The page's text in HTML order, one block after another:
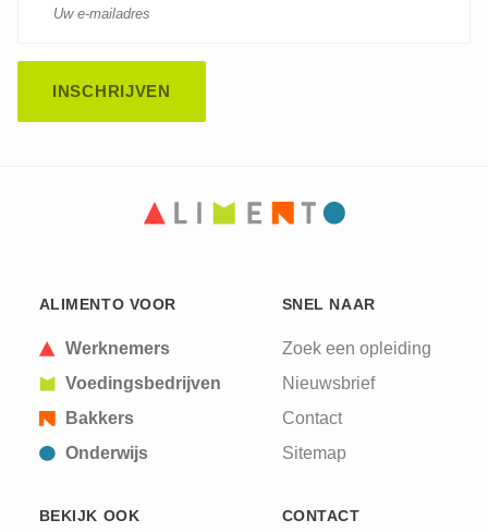
submissions.
ALIMENTO VOOR
Werknemers
Voedingsbedrijven
Bakkers
Onderwijs
SNEL NAAR
Zoek een opleiding
Nieuwsbrief
Contact
Sitemap
BEKIJK OOK CONTACT